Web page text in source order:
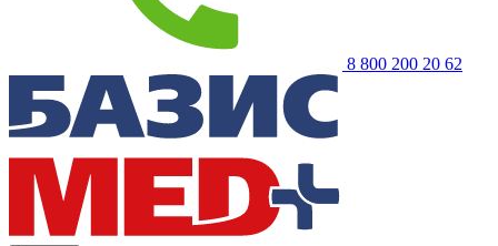
8 800 200 20 62